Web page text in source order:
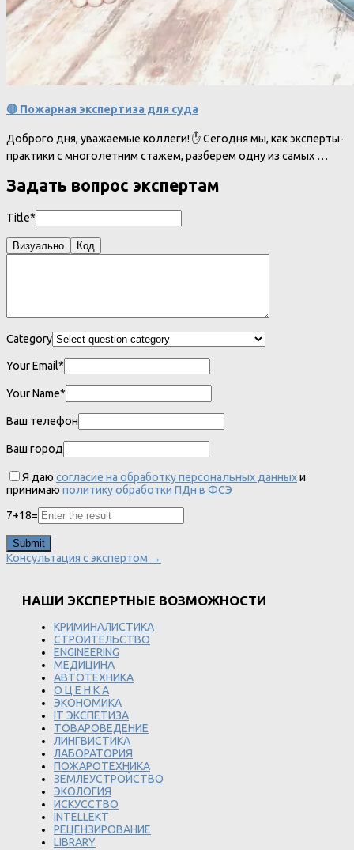
🔴 Пожарная экспертиза для суда
Доброго дня, уважаемые коллеги! ✋ Сегодня мы, как эксперты-
практики с многолетним стажем, разберем одну из самых …
Задать вопрос экспертам
Title*
Визуально Код
Category
Your Email*
Your Name*
Ваш телефон
Ваш город
Я даю согласие на обработку персональных данныхи
принимаю политику обработки ПДн в ФСЭ
7+18=
Консультация с экспертом →
НАШИ ЭКСПЕРТНЫЕ ВОЗМОЖНОСТИ
КРИМИНАЛИСТИКА
СТРОИТЕЛЬСТВО
ENGINEERING
МЕДИЦИНА
АВТОТЕХНИКА
О Ц Е Н К А
ЭКОНОМИКА
IT ЭКСПЕТИЗА
ТОВАРОВЕДЕНИЕ
ЛИНГВИСТИКА
ЛАБОРАТОРИЯ
ПОЖАРОТЕХНИКА
ЗЕМЛЕУСТРОЙСТВО
ЭКОЛОГИЯ
ИСКУССТВО
INTELLEKT
РЕЦЕНЗИРОВАНИЕ
LIBRARY